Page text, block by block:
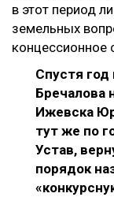
в этот период
земельных
концессионное
Спустя год
Бречалова
Ижевска
тут же по
Устав,
порядок